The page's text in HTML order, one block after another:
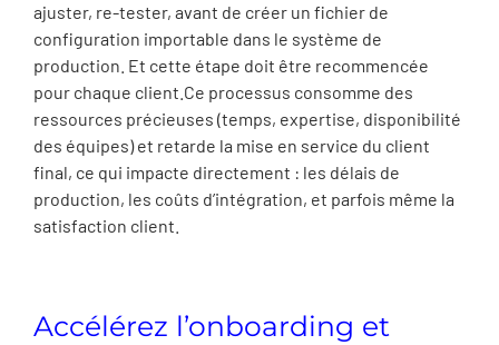
ajuster, re-tester, avant de créer un fichier de
configuration importable dans le système de
production. Et cette étape doit être recommencée
pour chaque client.Ce processus consomme des
ressources précieuses (temps, expertise, disponibilité
des équipes) et retarde la mise en service du client
final, ce qui impacte directement : les délais de
production, les coûts d’intégration, et parfois même la
satisfaction client.
Accélérez l’onboarding et